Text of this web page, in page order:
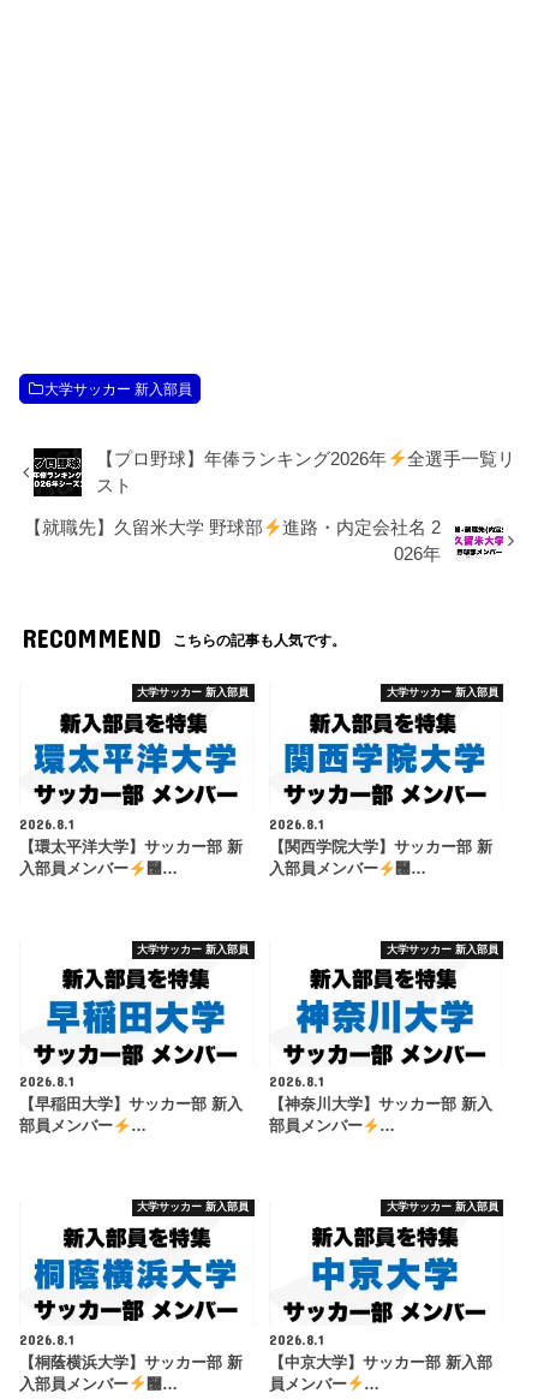
大学サッカー 新入部員
【プロ野球】年俸ランキング2026年
全選手一覧リ
スト
【就職先】久留米大学 野球部
進路・内定会社名 2
026年
RECOMMEND こちらの記事も人気です。
大学サッカー 新入部員
2026.8.1
【環太平洋大学】サッカー部 新
入部員メンバー
࿠…
大学サッカー 新入部員
2026.8.1
【関西学院大学】サッカー部 新
入部員メンバー
࿠…
大学サッカー 新入部員
2026.8.1
【早稲田大学】サッカー部 新入
部員メンバー
…
大学サッカー 新入部員
2026.8.1
【神奈川大学】サッカー部 新入
部員メンバー
…
大学サッカー 新入部員
2026.8.1
【桐蔭横浜大学】サッカー部 新
入部員メンバー
࿠…
大学サッカー 新入部員
2026.8.1
【中京大学】サッカー部 新入部
員メンバー
…